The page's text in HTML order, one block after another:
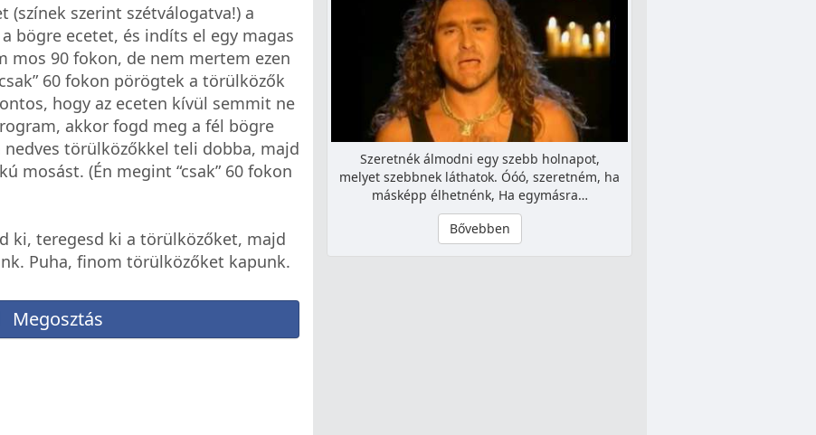
szerint szétválogatva!) a
bögre ecetet, és indíts el egy magas
mos 90 fokon, de nem mertem ezen
60 fokon pörögtek a törülközők
hogy az eceten kívül semmit ne
akkor fogd meg a fél bögre
törülközőkkel teli dobba, majd
mosást. (Én megint “csak” 60 fokon
ki, teregesd ki a törülközőket, majd
Puha, finom törülközőket kapunk.
Megosztás
Szeretnék álmodni egy szebb holnapot,
melyet szebbnek láthatok. Óóó, szeretném, ha
másképp élhetnénk, Ha egymásra…
Bővebben